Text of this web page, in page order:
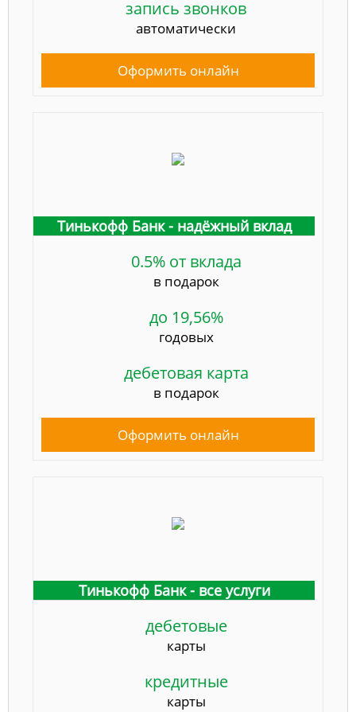
запись звонков
автоматически
Оформить онлайн
Тинькофф Банк - надёжный вклад
0.5% от вклада
в подарок
до 19,56%
годовых
дебетовая карта
в подарок
Оформить онлайн
Тинькофф Банк - все услуги
дебетовые
карты
кредитные
карты